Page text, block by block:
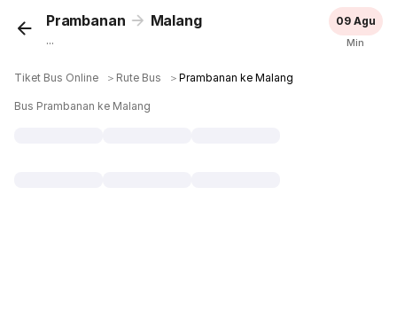
Prambanan Malang
...
09 Agu
Min
Tiket Bus Online ＞ Rute Bus ＞Prambanan ke Malang
Bus Prambanan ke Malang